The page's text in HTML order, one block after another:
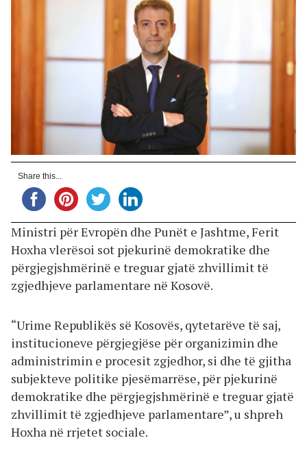
Share this...
Ministri për Evropën dhe Punët e Jashtme, Ferit
Hoxha vlerësoi sot pjekurinë demokratike dhe
përgjegjshmërinë e treguar gjatë zhvillimit të
zgjedhjeve parlamentare në Kosovë.
“Urime Republikës së Kosovës, qytetarëve të saj,
institucioneve përgjegjëse për organizimin dhe
administrimin e procesit zgjedhor, si dhe të gjitha
subjekteve politike pjesëmarrëse, për pjekurinë
demokratike dhe përgjegjshmërinë e treguar gjatë
zhvillimit të zgjedhjeve parlamentare”, u shpreh
Hoxha në rrjetet sociale.